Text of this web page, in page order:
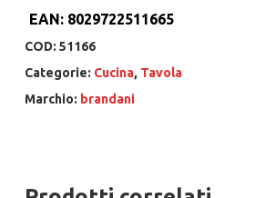
EAN: 8029722511665
COD: 51166
Categorie: Cucina, Tavola
Marchio: brandani